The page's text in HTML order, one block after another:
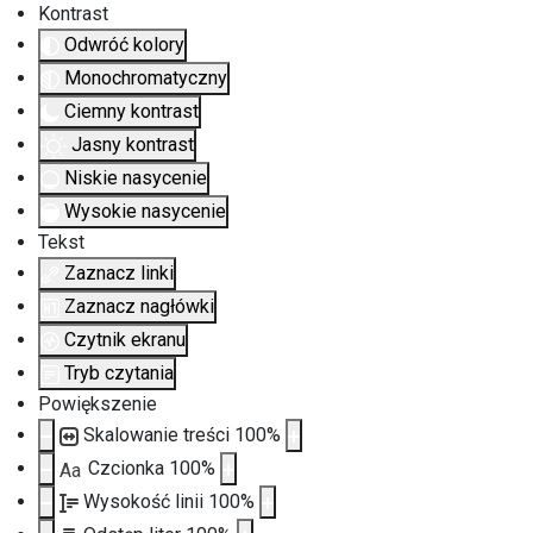
Kontrast
Odwróć kolory
Monochromatyczny
Ciemny kontrast
Jasny kontrast
Niskie nasycenie
Wysokie nasycenie
Tekst
Zaznacz linki
Zaznacz nagłówki
Czytnik ekranu
Tryb czytania
Powiększenie
Skalowanie treści 100%
Aa Czcionka 100%
Wysokość linii 100%